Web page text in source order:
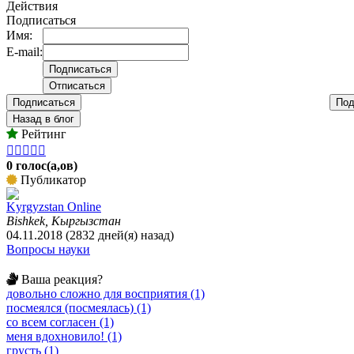
Действия
Подписаться
Имя:
E-mail:
Подписаться
Назад в блог
Рейтинг
    
0 голос(а,ов)
Публикатор
Kyrgyzstan Online
Bishkek, Кыргызстан
04.11.2018 (2832 дней(я) назад)
Вопросы науки
Ваша реакция?
довольно сложно для восприятия (1)
посмеялся (посмеялась) (1)
со всем согласен (1)
меня вдохновило! (1)
грусть (1)